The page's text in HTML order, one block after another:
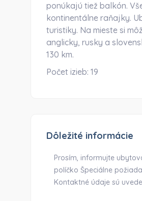
ponúkajú tiež balkón.
kontinentálne raňajky.
turistiky. Na mieste si
anglicky, rusky a
130 km.
Počet izieb: 19
Dôležité informácie
Prosím, informujte
políčko Špeciálne
Kontaktné údaje sú